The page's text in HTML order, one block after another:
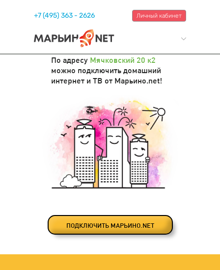
+7 (495) 363 - 2626 Личный кабинет
По адресу Мячковский 20 к2
можно подключить домашний
интернет и ТВ от Марьино.net!
ПОДКЛЮЧИТЬ МАРЬИНО.NET